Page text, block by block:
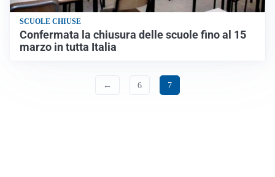
SCUOLE CHIUSE
Confermata la chiusura delle scuole fino al 15
marzo in tutta Italia
← 6 7